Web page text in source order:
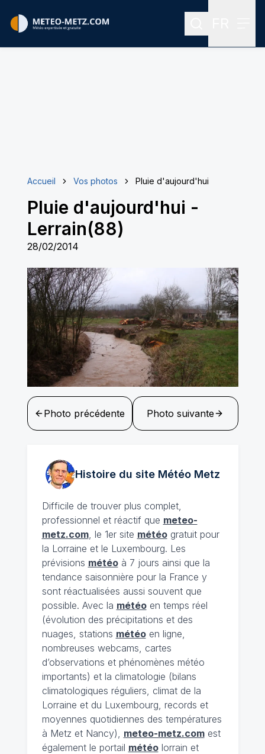
Rechercher
Accueil Vos photos Pluie d'aujourd'hui
Pluie d'aujourd'hui -
Lerrain(88)
28/02/2014
Photo précédente Photo suivante
Histoire du site MétéoMetz
Difficile de trouver plus complet,
professionnel et réactif que meteo-
metz.com, le 1er site météogratuit pour
la Lorraine et le Luxembourg. Les
prévisions météoà 7 jours ainsi que la
tendance saisonnière pour la France y
sont réactualisées aussi souvent que
possible. Avec la météoen temps réel
(évolution des précipitations et des
nuages, stations météoen ligne,
nombreuses webcams, cartes
d’observations et phénomènes météo
importants) et la climatologie (bilans
climatologiques réguliers, climat de la
Lorraine et du Luxembourg, records et
moyennes quotidiennes des températures
à Metz et Nancy), meteo-metz.comest
également le portail météolorrain et